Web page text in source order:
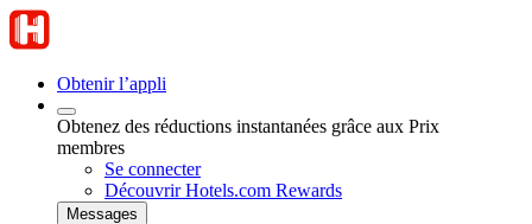
Obtenir l’appli
Obtenez des réductions instantanées grâce aux Prix
membres
Se connecter
Découvrir Hotels.com Rewards
Messages